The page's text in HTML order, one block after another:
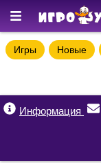
Игры Новые
Информация